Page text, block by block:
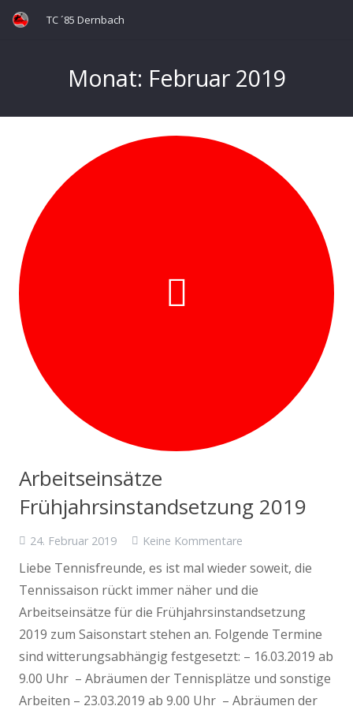
TC ´85 Dernbach
Monat: Februar 2019
Arbeitseinsätze
Frühjahrsinstandsetzung 2019
24. Februar 2019 Keine Kommentare
Liebe Tennisfreunde, es ist mal wieder soweit, die
Tennissaison rückt immer näher und die
Arbeitseinsätze für die Frühjahrsinstandsetzung
2019 zum Saisonstart stehen an. Folgende Termine
sind witterungsabhängig festgesetzt: – 16.03.2019 ab
9.00 Uhr – Abräumen der Tennisplätze und sonstige
Arbeiten – 23.03.2019 ab 9.00 Uhr – Abräumen der